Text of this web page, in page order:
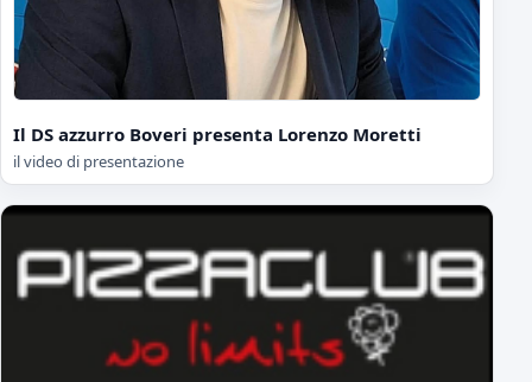
Il DS azzurro Boveri presenta Lorenzo Moretti
il video di presentazione